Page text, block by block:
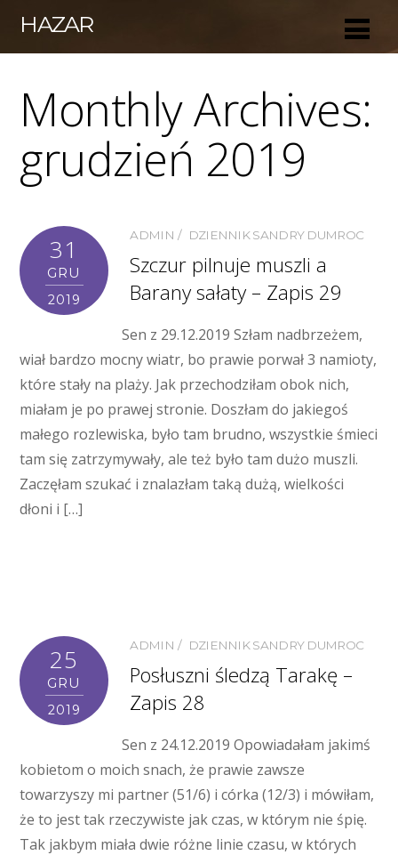
HAZAR
Monthly Archives:
grudzień 2019
31
GRU
2019
ADMIN DZIENNIK SANDRY DUMROC
Szczur pilnuje muszli a
Barany sałaty – Zapis 29
Sen z 29.12.2019 Szłam nadbrzeżem,
wiał bardzo mocny wiatr, bo prawie porwał 3 namioty,
które stały na plaży. Jak przechodziłam obok nich,
miałam je po prawej stronie. Doszłam do jakiegoś
małego rozlewiska, było tam brudno, wszystkie śmieci
tam się zatrzymywały, ale też było tam dużo muszli.
Zaczęłam szukać i znalazłam taką dużą, wielkości
dłoni i […]
25
GRU
2019
ADMIN DZIENNIK SANDRY DUMROC
Posłuszni śledzą Tarakę –
Zapis 28
Sen z 24.12.2019 Opowiadałam jakimś
kobietom o moich snach, że prawie zawsze
towarzyszy mi partner (51/6) i córka (12/3) i mówiłam,
że to jest tak rzeczywiste jak czas, w którym nie śpię.
Tak jakbym miała dwie różne linie czasu, w których